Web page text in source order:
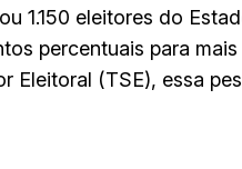
1.150 eleitores do
percentuais para
Eleitoral (TSE), essa